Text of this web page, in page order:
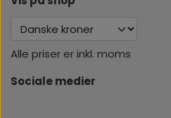
Alle priser er inkl. moms
Sociale medier